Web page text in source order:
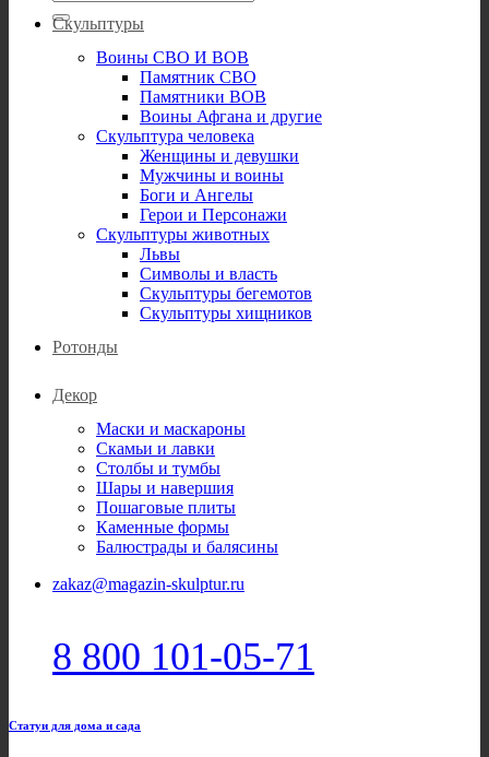
Скульптуры
Воины СВО И ВОВ
Памятник СВО
Памятники ВОВ
Воины Афгана и другие
Скульптура человека
Женщины и девушки
Мужчины и воины
Боги и Ангелы
Герои и Персонажи
Скульптуры животных
Львы
Символы и власть
Скульптуры бегемотов
Скульптуры хищников
Ротонды
Декор
Маски и маскароны
Скамьи и лавки
Столбы и тумбы
Шары и навершия
Пошаговые плиты
Каменные формы
Балюстрады и балясины
zakaz@magazin-skulptur.ru
8 800 101-05-71
Статуи для дома и сада